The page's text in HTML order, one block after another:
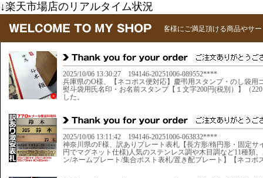
↓楽天市場店のリアルタイム状況